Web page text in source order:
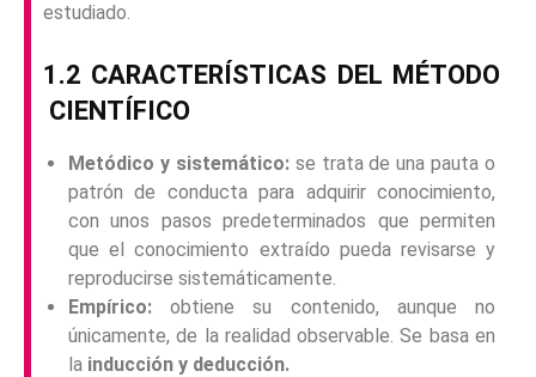
estudiado.
1.2 CARACTERÍSTICAS DEL MÉTODO
CIENTÍFICO
Metódico y sistemático: se trata de una pauta o
patrón de conducta para adquirir conocimiento,
con unos pasos predeterminados que permiten
que el conocimiento extraído pueda revisarse y
reproducirse sistemáticamente.
Empírico:obtiene su contenido, aunque no
únicamente, de la realidad observable. Se basa en
la inducción y deducción.